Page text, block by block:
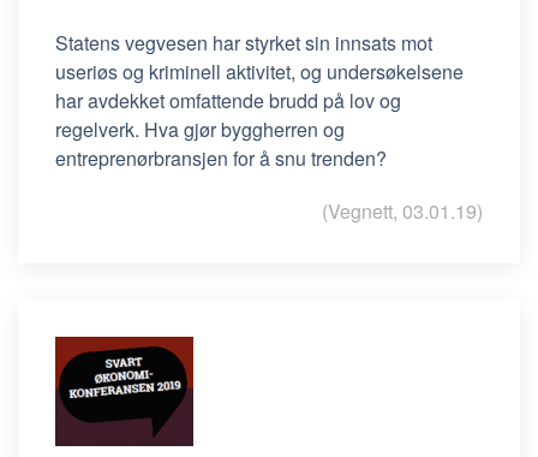
Statens vegvesen har styrket sin innsats mot
useriøs og kriminell aktivitet, og undersøkelsene
har avdekket omfattende brudd på lov og
regelverk. Hva gjør byggherren og
entreprenørbransjen for å snu trenden?
(Vegnett, 03.01.19)